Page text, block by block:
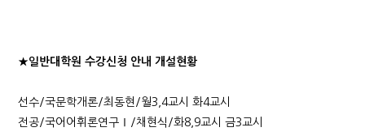
★일반대학원 수강신청 안내 개설현황
선수/국문학개론/최동현/월3,4교시 화4교시
전공/국어어휘론연구Ⅰ/채현식/화8,9교시 금3교시